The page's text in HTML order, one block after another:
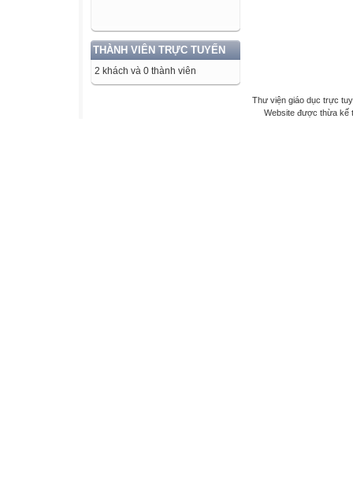
THÀNH VIÊN TRỰC TUYẾN
2 khách và 0 thành viên
Thư viện giáo dục trực
Website được thừa kế